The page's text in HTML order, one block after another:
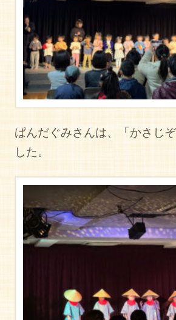
ぱんだぐみさんは、「かさじ
した。